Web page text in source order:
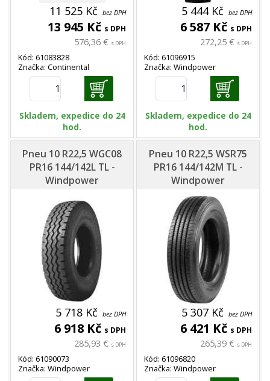
11 525 Kč bez DPH
13 945 Kč s DPH
576,36 € s DPH
Kód: 61083828
Značka: Continental
Skladem, expedice do 24
hod.
5 444 Kč bez DPH
6 587 Kč s DPH
272,25 € s DPH
Kód: 61096915
Značka: Windpower
Skladem, expedice do 24
hod.
Pneu 10 R22,5 WGC08
PR16 144/142L TL -
Windpower
5 718 Kč bez DPH
6 918 Kč s DPH
285,93 € s DPH
Kód: 61090073
Značka: Windpower
Pneu 10 R22,5 WSR75
PR16 144/142M TL -
Windpower
5 307 Kč bez DPH
6 421 Kč s DPH
265,39 € s DPH
Kód: 61096820
Značka: Windpower